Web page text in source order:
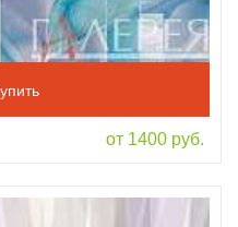
от 1400 руб.